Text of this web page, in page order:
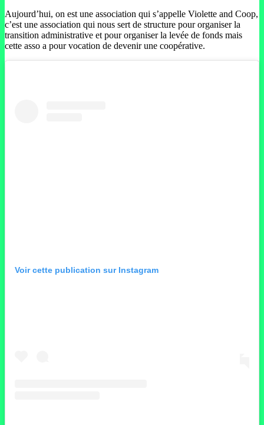
Aujourd’hui, on est une association qui s’appelle Violette and Coop,
c’est une association qui nous sert de structure pour organiser la
transition administrative et pour organiser la levée de fonds mais
cette asso a pour vocation de devenir une coopérative.
Voir cette publication sur Instagram